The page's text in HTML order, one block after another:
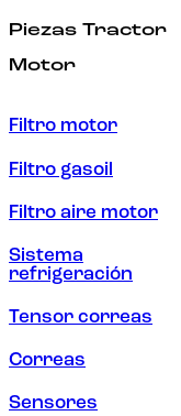
Piezas Tractor
Motor
Filtro motor
Filtro gasoil
Filtro aire motor
Sistema
refrigeración
Tensor correas
Correas
Sensores